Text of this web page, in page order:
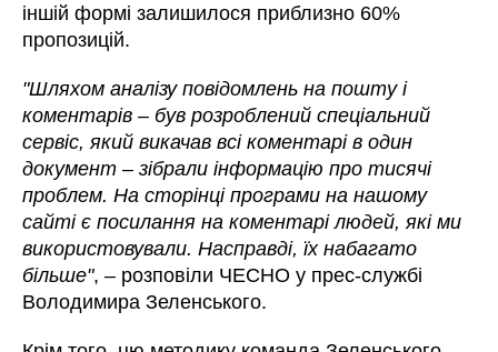
іншій формі залишилося приблизно 60%
пропозицій.
"Шляхом аналізу повідомлень на пошту і
коментарів – був розроблений спеціальний
сервіс, який викачав всі коментарі в один
документ–зібрали інформацію про тисячі
проблем. На сторінці програми на нашому
сайті є посилання на коментарі людей, які ми
використовували. Насправді, їх набагато
більше", – розповіли ЧЕСНО у прес-службі
Володимира Зеленського.